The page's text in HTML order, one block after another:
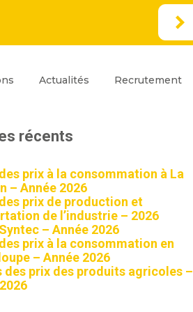
Actualités Recrutement
récents
prix à la consommation à La
– Année 2026
prix de production et
de l’industrie – 2026
– Année 2026
prix à la consommation en
– Année 2026
des prix des produits agricoles –